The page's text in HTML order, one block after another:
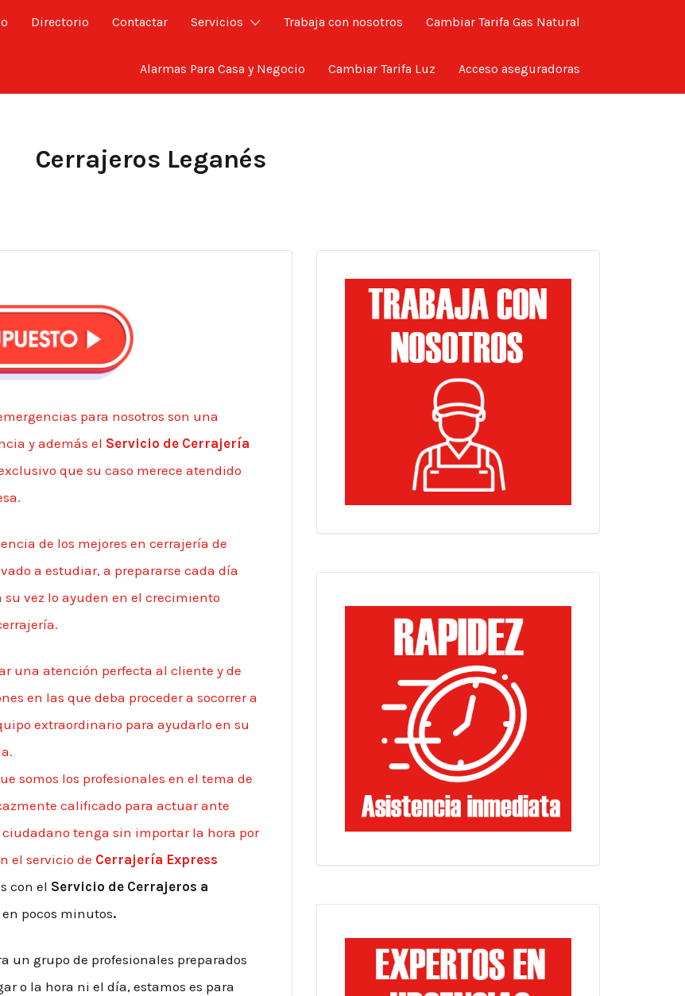
Directorio Contactar Servicios Trabaja con nosotros Cambiar Tarifa Gas Natural
Alarmas Para Casa y Negocio Cambiar Tarifa Luz Acceso aseguradoras
Cerrajeros Leganés
para nosotros son una
y además el Servicio de Cerrajería
que su caso merece atendido
de los mejores en cerrajería de
a estudiar, a prepararse cada día
vez lo ayuden en el crecimiento
una atención perfecta al cliente y de
en las que deba proceder a socorrer a
extraordinario para ayudarlo en su
somos los profesionales en el tema de
calificado para actuar ante
tenga sin importar la hora por
el servicio de Cerrajería Express
con el Servicio de Cerrajeros a
pocos minutos.
un grupo de profesionales preparados
o la hora ni el día, estamos es para